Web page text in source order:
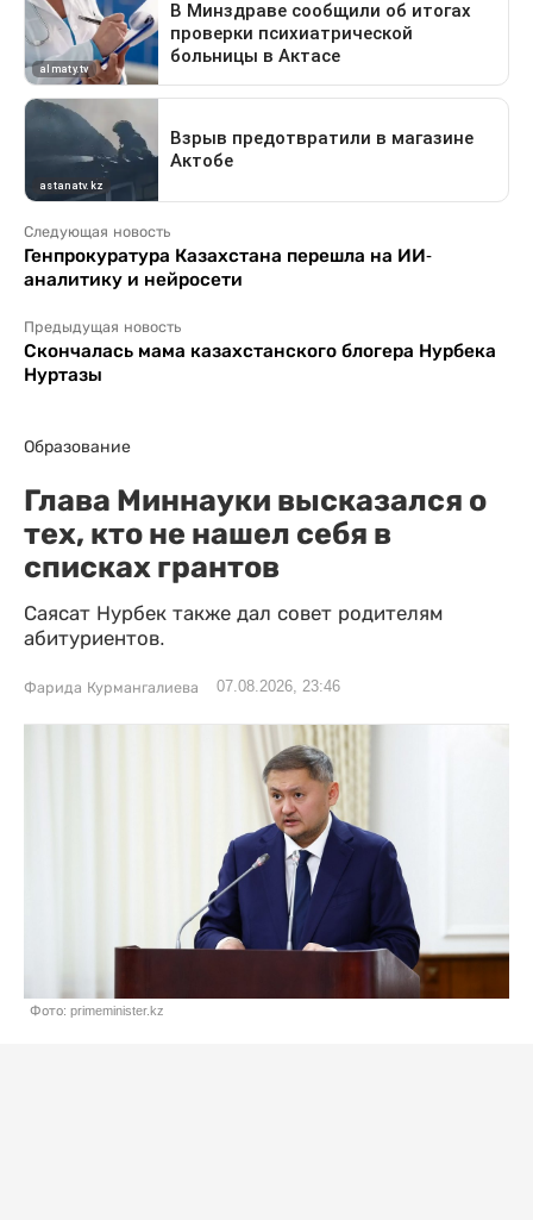
Следующая новость
Генпрокуратура Казахстана перешла на ИИ-
аналитику и нейросети
Предыдущая новость
Скончалась мама казахстанского блогера Нурбека
Нуртазы
Образование
Глава Миннауки высказался о
тех, кто не нашел себя в
списках грантов
Саясат Нурбек также дал совет родителям
абитуриентов.
Фарида Курмангалиева 07.08.2026, 23:46
Фото: primeminister.kz